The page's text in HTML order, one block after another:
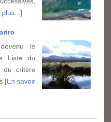
plus...]
le
Liste du
du critère
[En savoir